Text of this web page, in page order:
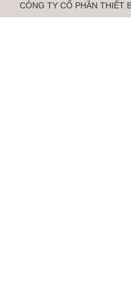
CÔNG TY CỔ PHẦN THIẾT